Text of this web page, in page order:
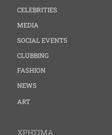
CELEBRITIES
MEDIA
SOCIAL EVENTS
CLUBBING
FASHION
NEWS
ART
ΧΡΗΣΙΜΑ